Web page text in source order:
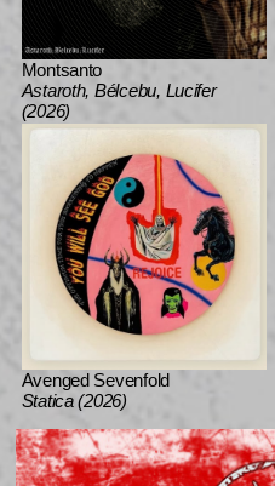
Montsanto
Astaroth, Bélcebu, Lucifer
(2026)
Avenged Sevenfold
Statica (2026)